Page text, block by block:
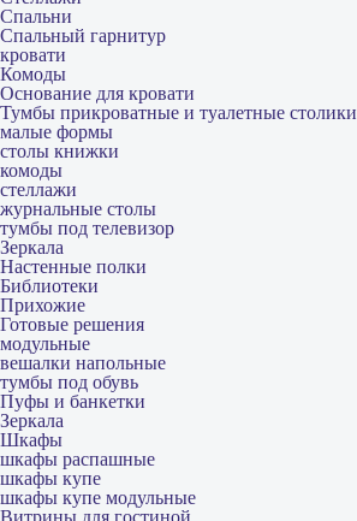
Спальни
Спальный гарнитур
кровати
Комоды
Основание для кровати
Тумбы прикроватные и туалетные столики
малые формы
столы книжки
комоды
стеллажи
журнальные столы
тумбы под телевизор
Зеркала
Настенные полки
Библиотеки
Прихожие
Готовые решения
модульные
вешалки напольные
тумбы под обувь
Пуфы и банкетки
Зеркала
Шкафы
шкафы распашные
шкафы купе
шкафы купе модульные
Витрины для гостиной